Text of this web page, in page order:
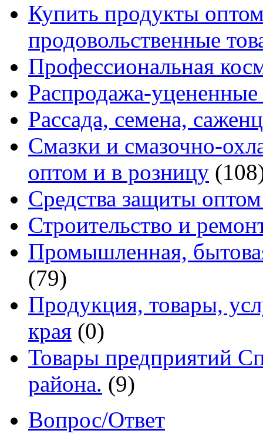
Купить продукты
продовольственные
Профессиональная
Распродажа-уцененные
Рассада, семена,
Смазки и смазочно-
оптом и в розницу
Средства защиты
Строительство и
Промышленная,
(79)
Продукция, товары,
края (0)
Товары предприятий
района. (9)
Вопрос/Ответ